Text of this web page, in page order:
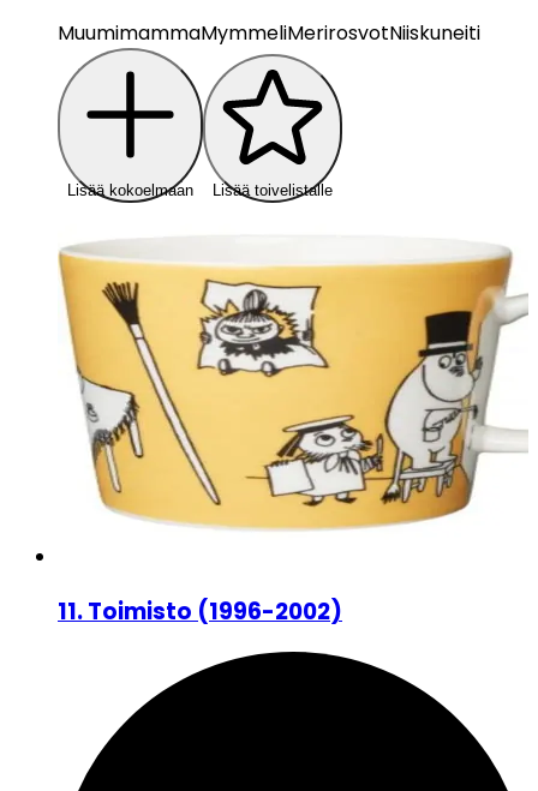
MuumimammaMymmeliMerirosvotNiiskuneiti
Lisää kokoelmaan Lisää toivelistalle
11.Toimisto (1996-2002)